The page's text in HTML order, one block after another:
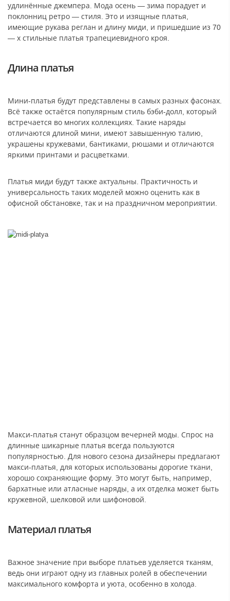
удлинённые джемпера. Мода осень — зима порадует и
поклонниц ретро — стиля. Это и изящные платья,
имеющие рукава реглан и длину миди, и пришедшие из 70
— х стильные платья трапециевидного кроя.
Длина платья
Мини-платья будут представлены в самых разных фасонах.
Всё также остаётся популярным стиль бэби-долл, который
встречается во многих коллекциях. Такие наряды
отличаются длиной мини, имеют завышенную талию,
украшены кружевами, бантиками, рюшами и отличаются
яркими принтами и расцветками.
Платья миди будут также актуальны. Практичность и
универсальность таких моделей можно оценить как в
офисной обстановке, так и на праздничном мероприятии.
Макси-платья станут образцом вечерней моды. Спрос на
длинные шикарные платья всегда пользуются
популярностью. Для нового сезона дизайнеры предлагают
макси-платья, для которых использованы дорогие ткани,
хорошо сохраняющие форму. Это могут быть, например,
бархатные или атласные наряды, а их отделка может быть
кружевной, шелковой или шифоновой.
Материал платья
Важное значение при выборе платьев уделяется тканям,
ведь они играют одну из главных ролей в обеспечении
максимального комфорта и уюта, особенно в холода.